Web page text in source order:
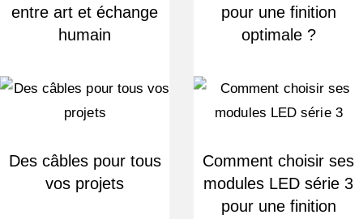
entre art et échange
humain
pour une finition
optimale ?
Des câbles pour tous
vos projets
Comment choisir ses
modules LED série 3
pour une finition